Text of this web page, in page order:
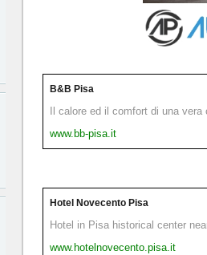
B&B Pisa
Il calore ed il comfort di una
www.bb-pisa.it
Hotel Novecento Pisa
Hotel in Pisa historical center
www.hotelnovecento.pisa.it